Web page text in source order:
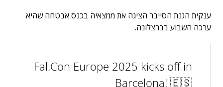
ענקית הגנת הסייבר הציגה את ממצאיה בכנס אבטחה שהיא
ערכה השבוע בברצלונה.
Fal.Con Europe 2025 kicks off in
Barcelona! 🇪🇸